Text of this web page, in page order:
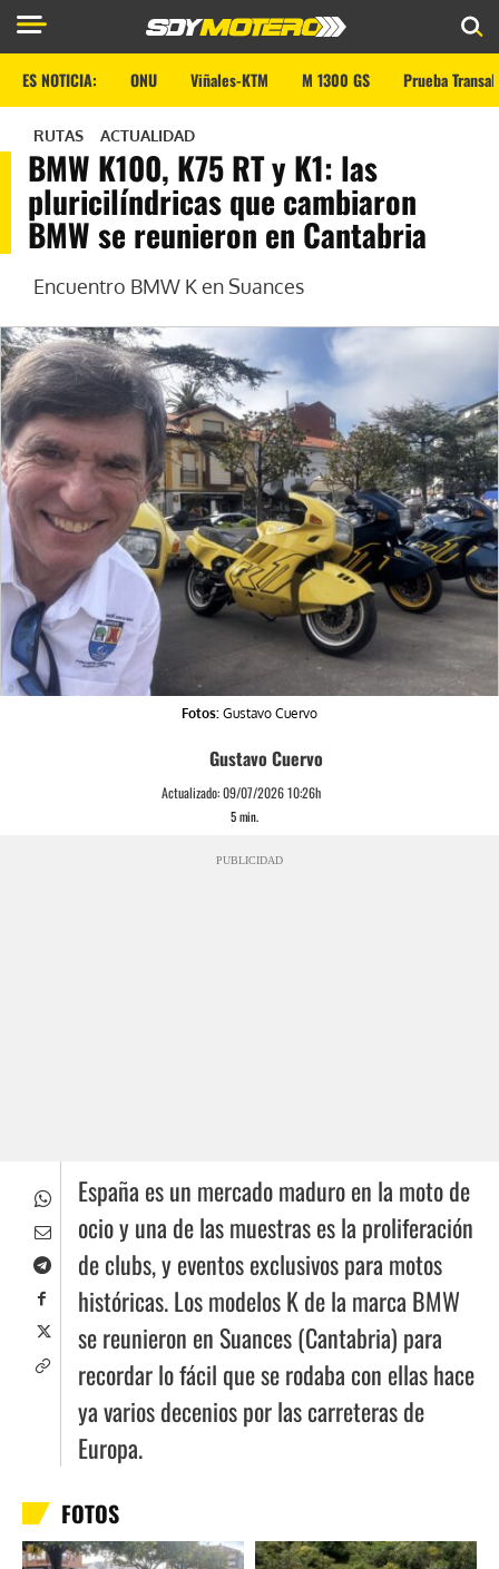
ES NOTICIA: ONU Viñales-KTM M 1300 GS Prueba
RUTAS ACTUALIDAD
BMW K100, K75 RT y K1: las
pluricilíndricas que cambiaron
BMW se reunieron en Cantabria
Encuentro BMW K en Suances
Fotos: Gustavo Cuervo
Gustavo Cuervo
Actualizado:09/07/2026 10:26h
5min.
PUBLICIDAD
España es un mercado maduro en la moto de
ocio y una de las muestras es la proliferación
de clubs, y eventos exclusivos para motos
históricas. Los modelos K de la marca BMW
se reunieron en Suances (Cantabria) para
recordar lo fácil que se rodaba con ellas hace
ya varios decenios por las carreteras de
Europa.
FOTOS